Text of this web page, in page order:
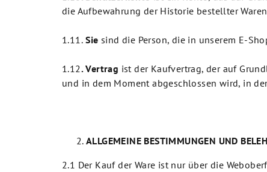
die Aufbewahrung der Historie bestellter
1.11. Sie sind die Person, die in unserem E-
1.12. Vertrag ist der Kaufvertrag, der auf
und in dem Moment abgeschlossen wird, in
ALLGEMEINE BESTIMMUNGEN UND
2.1 Der Kauf der Ware ist nur über die